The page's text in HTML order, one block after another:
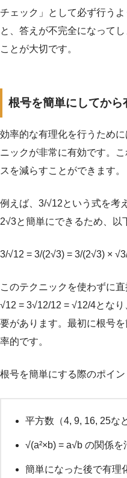
チェック」として必ず行う
と、答えが不完全になって
ことが大切です。
根号を簡単にしてから
効率的な有理化を行うために
ニックが非常に有効です。
スを減らすことができます。
例えば、3/√12という式を考
2√3と簡単にできるため、以
3/√12 = 3/(2√3) = 3/(2√3) ×
このテクニックを使わずに
√12 = 3√12/12 = √12/4とな
要があります。最初に根号
率的です。
根号を簡単にする際のポイン
平方数（4, 9, 16, 25な
√(a²×b) = a√b の関係を
簡単になった後で有理